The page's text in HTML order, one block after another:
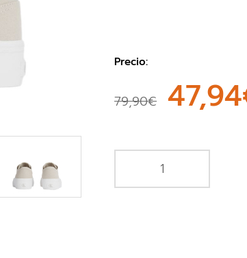
Precio:
79,90€